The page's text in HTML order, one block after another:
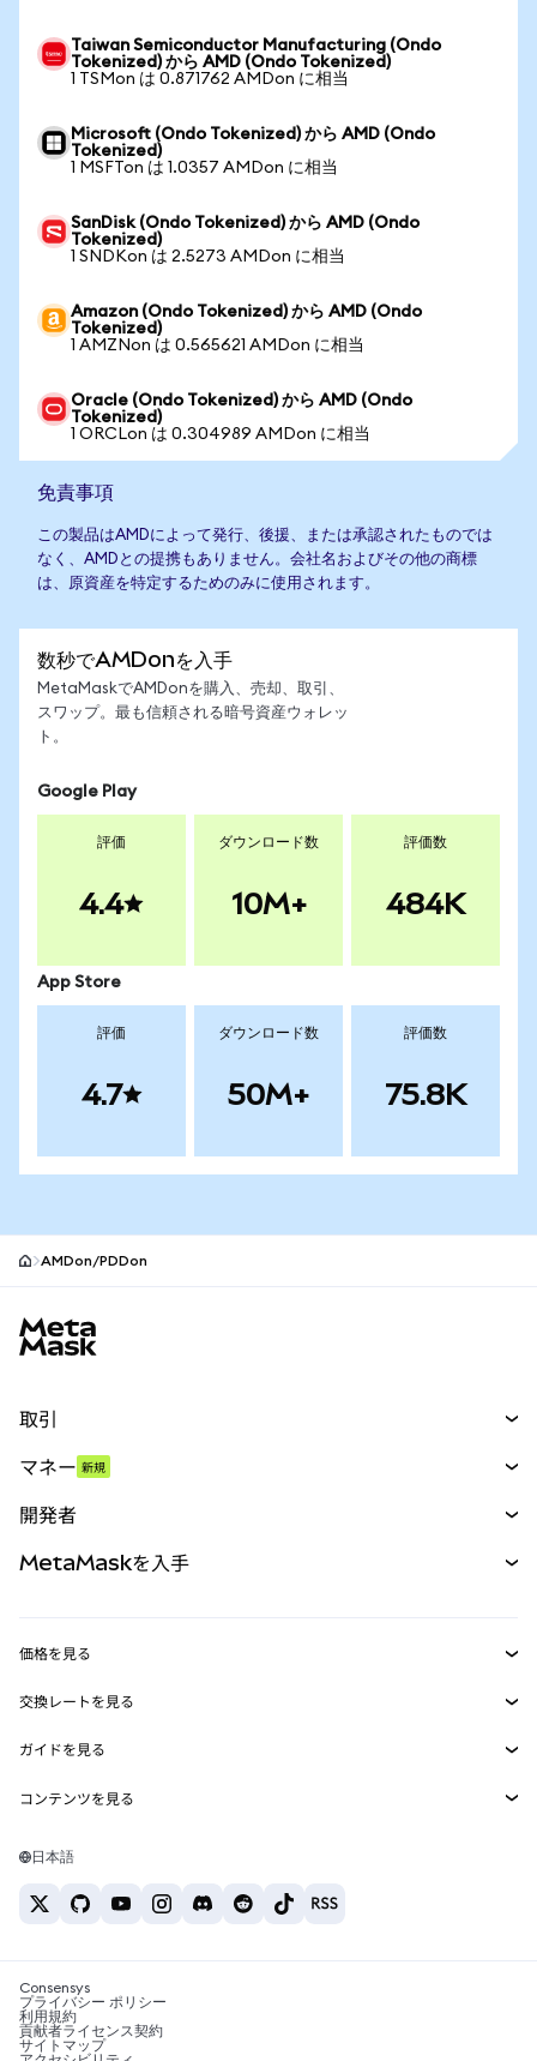
Taiwan Semiconductor Manufacturing (Ondo
Tokenized) から AMD (Ondo Tokenized)
1 TSMon は 0.871762 AMDon に相当
Microsoft (Ondo Tokenized) から AMD (Ondo
Tokenized)
1 MSFTon は 1.0357 AMDon に相当
SanDisk (Ondo Tokenized) から AMD (Ondo
Tokenized)
1 SNDKon は 2.5273 AMDon に相当
Amazon (Ondo Tokenized) から AMD (Ondo
Tokenized)
1 AMZNon は 0.565621 AMDon に相当
Oracle (Ondo Tokenized) から AMD (Ondo
Tokenized)
1 ORCLon は 0.304989 AMDon に相当
免責事項
この製品はAMDによって発行、後援、または承認されたものでは
なく、AMDとの提携もありません。会社名およびその他の商標
は、原資産を特定するためのみに使用されます。
数秒でAMDonを入手
MetaMaskでAMDonを購入、売却、取引、
スワップ。最も信頼される暗号資産ウォレッ
ト。
Google Play
評価
4.4
ダウンロード数
10M+
評価数
484K
App Store
評価
4.7
ダウンロード数
50M+
評価数
75.8K
AMDon/PDDon
取引
パーペチュアル
RWA
マネー 新規
開発者
MetaMask Connect
Snaps
Web3サービス
MetaMaskを入手
セキュリティ
サポート
キャリア
お問い合わせ
価格を見る
イーサリアムの価格
Solanaの価格
Tetherの価格
交換レートを見る
ETH→USD
USDT→INR
BTC→INR
ETH→USDT
ガイドを見る
ETHの購入
USDTの購入
SHIBの購入
BNBの購入
コンテンツを見る
Solanaウォレット
税制関連ニュース
暗号資産の購入方法は？
日本語
Consensys
プライバシー ポリシー
利用規約
貢献者ライセンス契約
サイトマップ